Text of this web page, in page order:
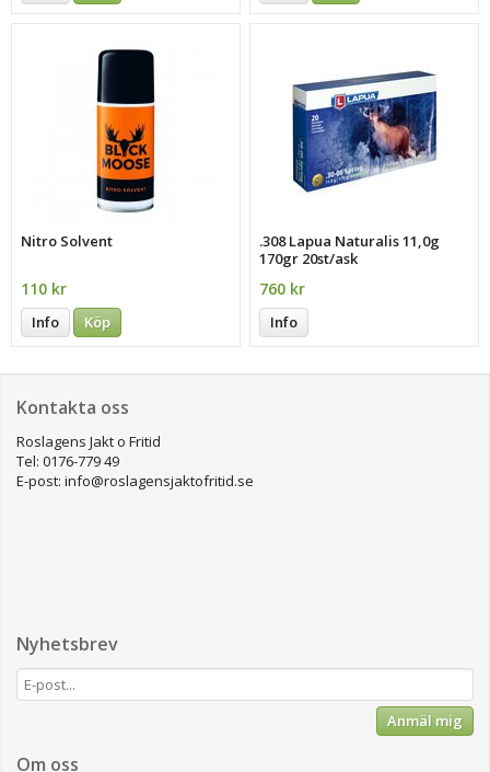
Nitro Solvent
110 kr
Info Köp
.308 Lapua Naturalis 11,0g
170gr 20st/ask
760 kr
Info
Kontakta oss
Roslagens Jakt o Fritid
Tel: 0176-779 49
E-post: info@roslagensjaktofritid.se
Nyhetsbrev
Anmäl mig
Om oss